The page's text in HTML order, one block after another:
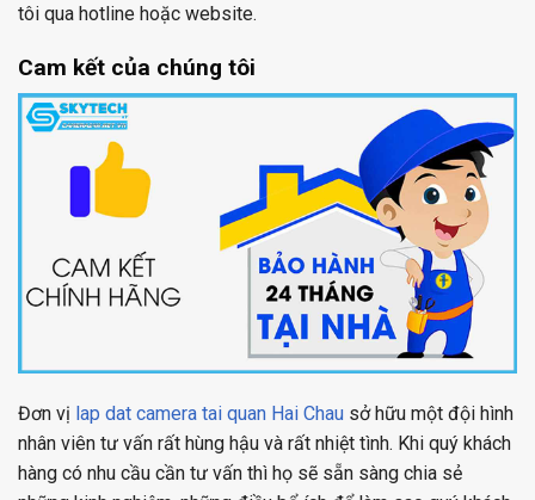
tôi qua hotline hoặc website.
Cam kết của chúng tôi
Đơn vị lap dat camera tai quan Hai Chau sở hữu một đội hình
nhân viên tư vấn rất hùng hậu và rất nhiệt tình. Khi quý khách
hàng có nhu cầu cần tư vấn thì họ sẽ sẵn sàng chia sẻ